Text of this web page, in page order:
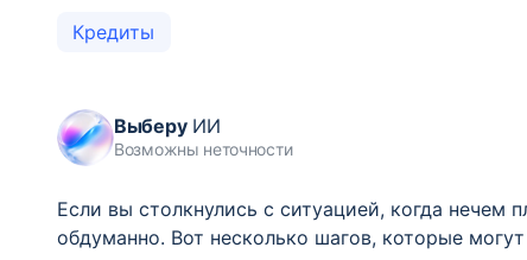
Кредиты
ВыберуИИ
Возможны неточности
Если вы столкнулись с ситуацией, когда нечем
обдуманно. Вот несколько шагов, которые